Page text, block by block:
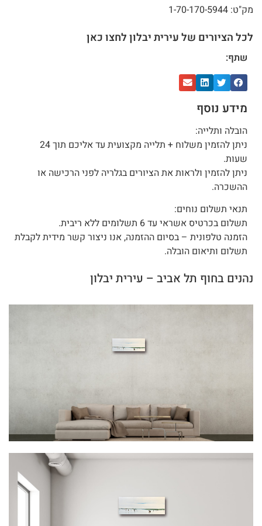
מק"ט: 1-70-170-5944
לכל הציורים של עירית יבלון לחצו כאן
שתף:
מידע נוסף
הובלה ותלייה:
ניתן להזמין משלוח + תלייה מקצועית עד אליכם תוך 24
שעות.
ניתן להזמין ולראות את הציורים בגלריה לפני הרכישה או
ההשכרה.
תנאי תשלום נוחים:
תשלום בכרטיס אשראי עד 6 תשלומים ללא ריבית.
הזמנה טלפונית – בסיום ההזמנה, אנו ניצור קשר מידית לקבלת
תשלום ותיאום הובלה.
נהנים בחוף תל אביב – עירית יבלון